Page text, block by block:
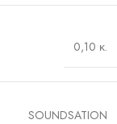
0,10 κ.
SOUNDSATION